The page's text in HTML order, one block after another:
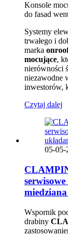
Konsole
do fasad
Systemy
trwałego i
marka
mocujące,
nierówności
niezawodne
inwestorów,
Czytaj dalej
05-05-
Wspornik
drabiny